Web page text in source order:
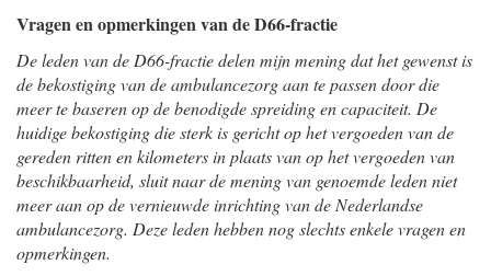
Vragen en opmerkingen van de D66-fractie
De leden van de D66-fractie delen mijn mening dat het gewenst is
de bekostiging van de ambulancezorg aan te passen door die
meer te baseren op de benodigde spreiding en capaciteit. De
huidige bekostiging die sterk is gericht op het vergoeden van de
gereden ritten en kilometers in plaats van op het vergoeden van
beschikbaarheid, sluit naar de mening van genoemde leden niet
meer aan op de vernieuwde inrichting van de Nederlandse
ambulancezorg. Deze leden hebben nog slechts enkele vragen en
opmerkingen.